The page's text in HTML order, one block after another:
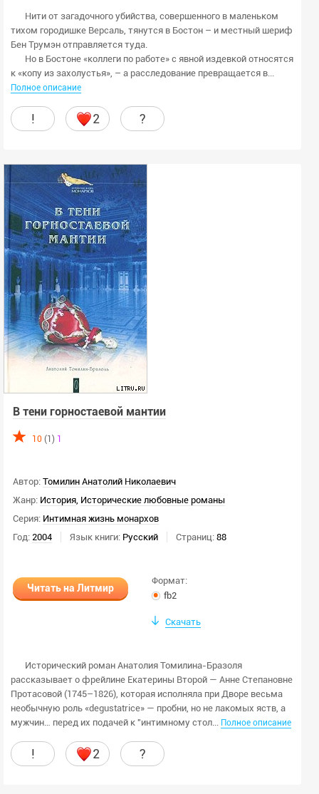
Нити от загадочного убийства, совершенного в маленьком
тихом городишке Версаль, тянутся в Бостон – и местный шериф
Бен Трумэн отправляется туда.
Но в Бостоне «коллеги по работе» с явной издевкой относятся
к «копу из захолустья», – а расследование превращается в...
Полное описание
! 2 ?
В тени горностаевой мантии
10 (1) 1
Автор: Томилин Анатолий Николаевич
Жанр: История, Исторические любовные романы
Серия: Интимная жизнь монархов
Год: 2004 Язык книги: Русский Страниц: 88
Читать на Литмир
Формат:
fb2
Скачать
Исторический роман Анатолия Томилина-Бразоля
рассказывает о фрейлине Екатерины Второй — Анне Степановне
Протасовой (1745–1826), которая исполняла при Дворе весьма
необычную роль «degustatrice» — пробни, но не лакомых яств, а
мужчин… перед их подачей к "интимному стол... Полное описание
! 2 ?